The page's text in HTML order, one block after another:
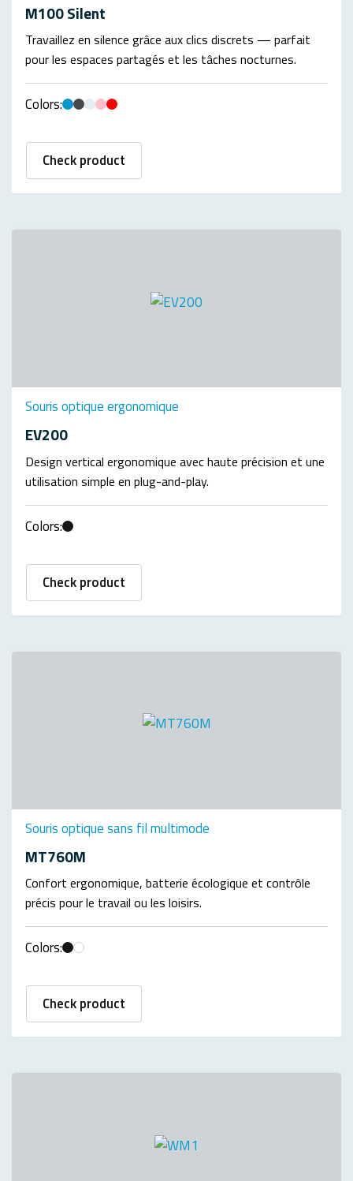
M100 Silent
Travaillez en silence grâce aux clics discrets — parfait
pour les espaces partagés et les tâches nocturnes.
Colors:
Check product
Souris optique ergonomique
EV200
Design vertical ergonomique avec haute précision et une
utilisation simple en plug-and-play.
Colors:
Check product
Souris optique sans fil multimode
MT760M
Confort ergonomique, batterie écologique et contrôle
précis pour le travail ou les loisirs.
Colors:
Check product